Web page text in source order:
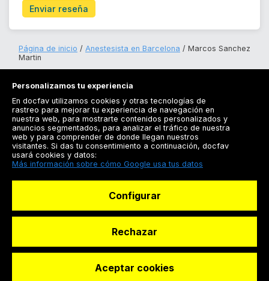
Enviar reseña
Página de inicio Anestesista en Barcelona
Marcos Sanchez
Martin
Registrarse
Docfav
© Dashboard Technologies S.L
Personalizamos tu experiencia
En docfav utilizamos cookies y otras tecnologías de
rastreo para mejorar tu experiencia de navegación en
nuestra web, para mostrarte contenidos personalizados y
anuncios segmentados, para analizar el tráfico de nuestra
web y para comprender de donde llegan nuestros
visitantes. Si das tu consentimiento a continuación, docfav
usará cookies y datos:
Más información sobre cómo Google usa tus datos
Configurar
Rechazar
Aceptar cookies